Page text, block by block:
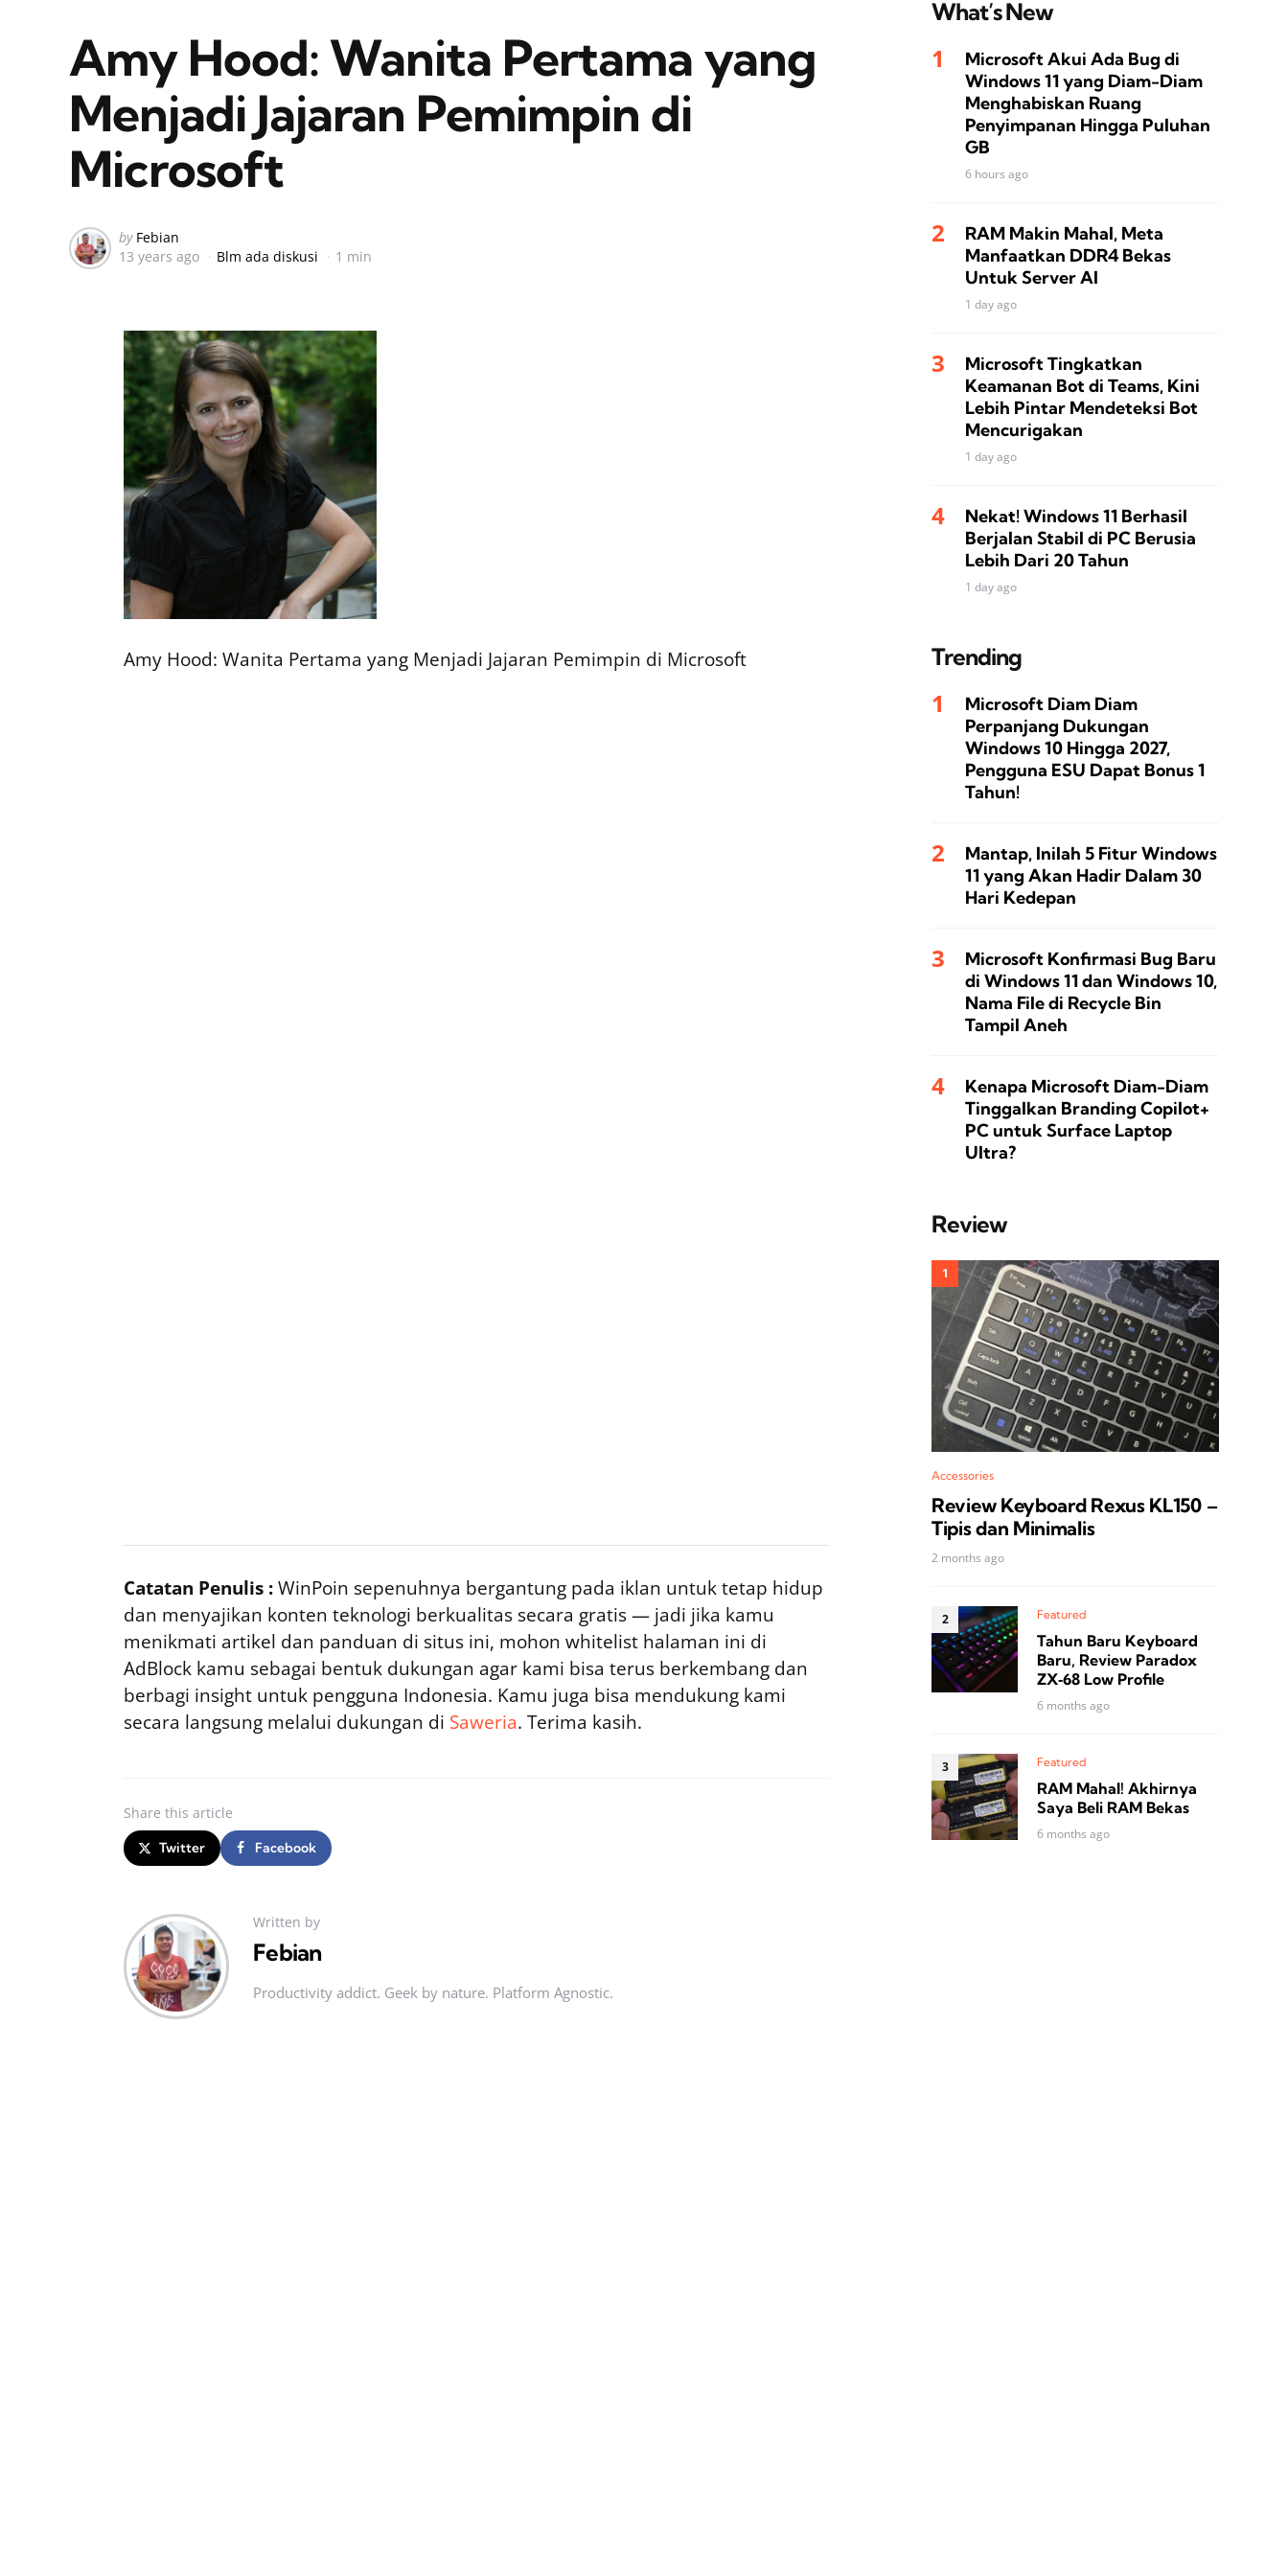
Amy Hood: Wanita Pertama yang
Menjadi Jajaran Pemimpin di
Microsoft
Posted
by
by Febian
13 years ago
Blm ada diskusi 1 min
Amy Hood: Wanita Pertama yang Menjadi Jajaran Pemimpin di Microsoft
Catatan Penulis :WinPoin sepenuhnya bergantung pada iklan untuk tetap hidup
dan menyajikan konten teknologi berkualitas secara gratis — jadi jika kamu
menikmati artikel dan panduan di situs ini, mohon whitelist halaman ini di
AdBlock kamu sebagai bentuk dukungan agar kami bisa terus berkembang dan
berbagi insight untuk pengguna Indonesia. Kamu juga bisa mendukung kami
secara langsung melalui dukungan di Saweria. Terima kasih.
Share this article
Twitter Facebook
Written by
Febian
Productivity addict. Geek by nature. Platform Agnostic.
What’s New
Microsoft Akui Ada Bug di
Windows 11 yang Diam-Diam
Menghabiskan Ruang
Penyimpanan Hingga Puluhan
GB
6 hours ago
RAM Makin Mahal, Meta
Manfaatkan DDR4 Bekas
Untuk Server AI
1 day ago
Microsoft Tingkatkan
Keamanan Bot di Teams, Kini
Lebih Pintar Mendeteksi Bot
Mencurigakan
1 day ago
Nekat! Windows 11 Berhasil
Berjalan Stabil di PC Berusia
Lebih Dari 20 Tahun
1 day ago
Trending
Microsoft Diam Diam
Perpanjang Dukungan
Windows 10 Hingga 2027,
Pengguna ESU Dapat Bonus 1
Tahun!
Mantap, Inilah 5 Fitur Windows
11 yang Akan Hadir Dalam 30
Hari Kedepan
Microsoft Konfirmasi Bug Baru
di Windows 11 dan Windows 10,
Nama File di Recycle Bin
Tampil Aneh
Kenapa Microsoft Diam-Diam
Tinggalkan Branding Copilot+
PC untuk Surface Laptop
Ultra?
Review
Accessories
Review Keyboard Rexus KL150 –
Tipis dan Minimalis
2 months ago
Featured
Tahun Baru Keyboard
Baru, Review Paradox
ZX‑68 Low Profile
6 months ago
Featured
RAM Mahal! Akhirnya
Saya Beli RAM Bekas
6 months ago